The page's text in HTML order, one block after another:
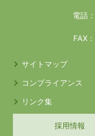
電話：
FAX：
サイトマップ
コンプライアンス
リンク集
採用情報